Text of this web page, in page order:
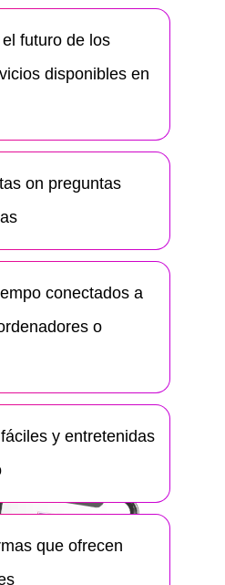
futuro de los
disponibles en
on preguntas
conectados a
o
y entretenidas
que ofrecen